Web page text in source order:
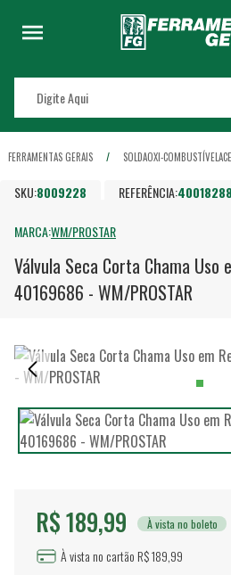
FERRAMENTAS GERAIS SOLDAOXI-COMBUSTÍVEL
SKU:8009228 REFERÊNCIA:
MARCA:WM/PROSTAR
Válvula Seca Corta Chama Uso
40169686 - WM/PROSTAR
R$ 189,99 À vista no boleto
À vista no cartão R$ 189,99